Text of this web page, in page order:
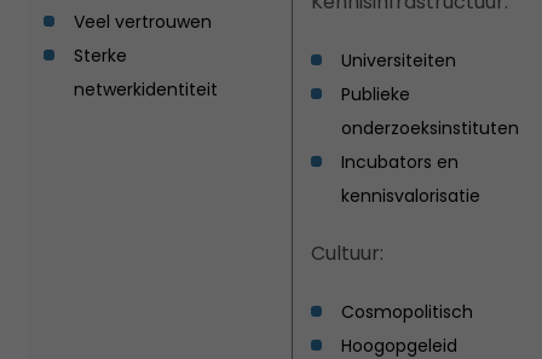
Veel vertrouwen
Sterke
netwerkidentiteit
Universiteiten
Publieke
onderzoeksinstituten
Incubators en
kennisvalorisatie
Cultuur:
Cosmopolitisch
Hoogopgeleid